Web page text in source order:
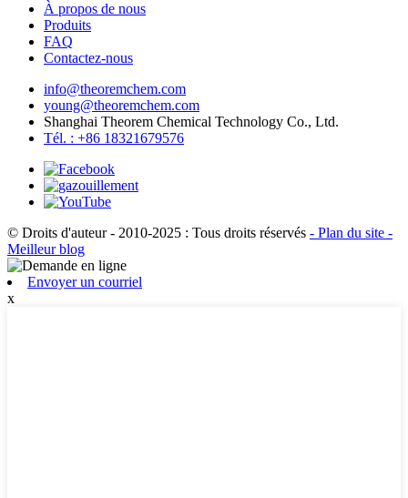
À propos de nous
Produits
FAQ
Contactez-nous
info@theoremchem.com
young@theoremchem.com
Shanghai Theorem Chemical Technology Co., Ltd.
Tél. : +86 18321679576
© Droits d'auteur - 2010-2025 : Tous droits réservés - Plan du site -
Meilleur blog
Envoyer un courriel
x